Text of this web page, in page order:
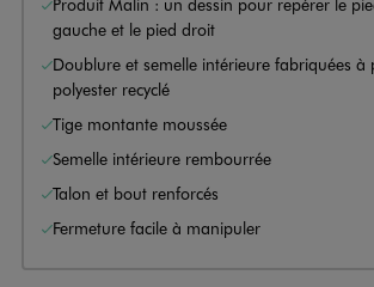
gauche et le pied droit
Doublure et semelle intérieure fabriquées à
polyester recyclé
Tige montante moussée
Semelle intérieure rembourrée
Talon et bout renforcés
Fermeture facile à manipuler